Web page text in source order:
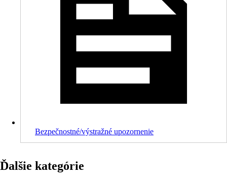
Bezpečnostné/výstražné upozornenie
Ďalšie kategórie